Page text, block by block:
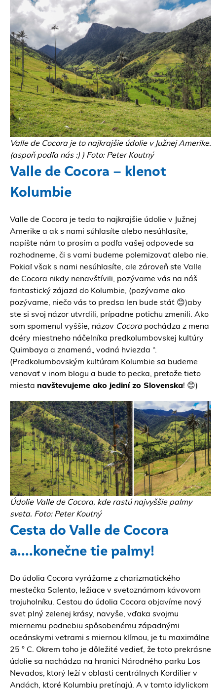
Valle de Cocora je to najkrajšie údolie v Južnej Amerike.
(aspoň podľa nás :) ) Foto: Peter Koutný
Valle de Cocora – klenot
Kolumbie
Valle de Cocora je teda to najkrajšie údolie v Južnej
Amerike a ak s nami súhlasíte alebo nesúhlasíte,
napíšte nám to prosím a podľa vašej odpovede sa
rozhodneme, či s vami budeme polemizovať alebo nie.
Pokiaľ však s nami nesúhlasíte, ale zároveň ste Valle
de Cocora nikdy nenavštívili, pozývame vás na náš
fantastický zájazd do Kolumbie, (pozývame ako
pozývame, niečo vás to predsa len bude stáť 😊)aby
ste si svoj názor utvrdili, prípadne potichu zmenili. Ako
som spomenul vyššie, názov Cocora pochádza z mena
dcéry miestneho náčelníka predkolumbovskej kultúry
Quimbaya a znamená„ vodná hviezda “.
(Predkolumbovským kultúram Kolumbie sa budeme
venovať v inom blogu a bude to pecka, pretože tieto
miesta navštevujeme ako jediní zo Slovenska! 😊)
Údolie Valle de Cocora, kde rastú najvyššie palmy
sveta. Foto: Peter Koutný
Cesta do Valle de Cocora
a....konečne tie palmy!
Do údolia Cocora vyrážame z charizmatického
mestečka Salento, ležiace v svetoznámom kávovom
trojuholníku. Cestou do údolia Cocora objavíme nový
svet plný zelenej krásy, navyše, vďaka svojmu
miernemu podnebiu spôsobenému západnými
oceánskymi vetrami s miernou klímou, je tu maximálne
25 ° C. Okrem toho je dôležité vedieť, že toto prekrásne
údolie sa nachádza na hranici Národného parku Los
Nevados, ktorý leží v oblasti centrálnych Kordilier v
Andách, ktoré Kolumbiu pretínajú. A v tomto idylickom